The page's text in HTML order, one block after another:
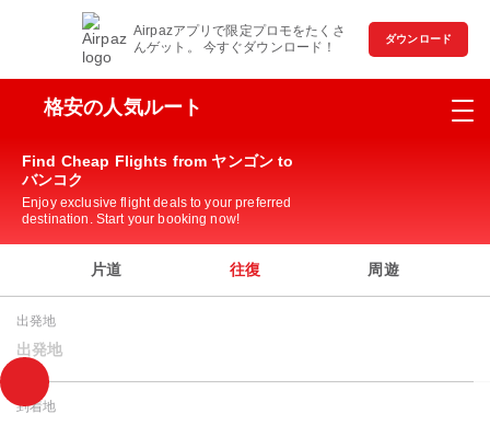
Airpazアプリで限定プロモをたくさ
んゲット。 今すぐダウンロード！
ダウンロード
格安の人気ルート
Find Cheap Flights from ヤンゴン to
バンコク
Enjoy exclusive flight deals to your preferred
destination. Start your booking now!
片道 往復 周遊
出発地
出発地
到着地